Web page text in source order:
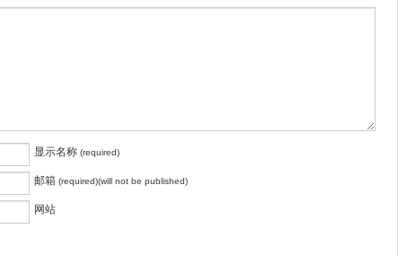
显示名称 (required)
邮箱 (required)(will not be published)
网站